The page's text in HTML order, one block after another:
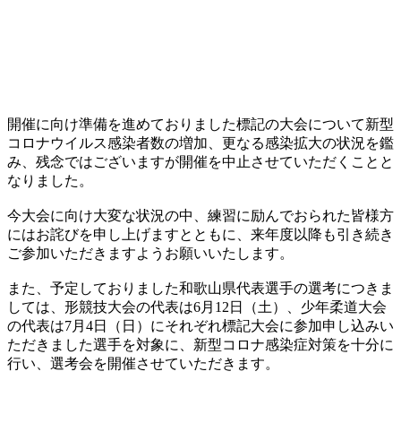
開催に向け準備を進めておりました標記の大会について新型
コロナウイルス感染者数の増加、更なる感染拡大の状況を鑑
み、残念ではございますが開催を中止させていただくことと
なりました。
今大会に向け大変な状況の中、練習に励んでおられた皆様方
にはお詫びを申し上げますとともに、来年度以降も引き続き
ご参加いただきますようお願いいたします。
また、予定しておりました和歌山県代表選手の選考につきま
しては、形競技大会の代表は6月12日（土）、少年柔道大会
の代表は7月4日（日）にそれぞれ標記大会に参加申し込みい
ただきました選手を対象に、新型コロナ感染症対策を十分に
行い、選考会を開催させていただきます。